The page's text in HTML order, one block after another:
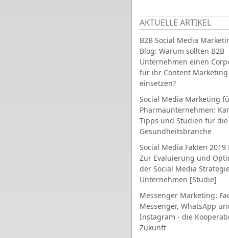
AKTUELLE ARTIKEL
B2B Social Media
Blog: Warum sollten B2B
Unternehmen einen
für ihr Content Marketing
einsetzen?
Social Media Marketing
Pharmaunternehmen:
Tipps und Studien für die
Gesundheitsbranche
Social Media Fakten 2019
Zur Evaluierung und
der Social Media
Unternehmen [Studie]
Messenger Marketing:
Messenger, WhatsApp
Instagram - die
Zukunft